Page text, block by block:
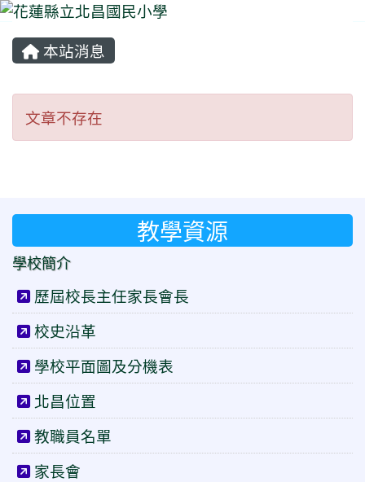
本站消息
文章不存在
文章不存在
教學資源
學校簡介
歷屆校長主任家長會長
校史沿革
學校平面圖及分機表
北昌位置
教職員名單
家長會